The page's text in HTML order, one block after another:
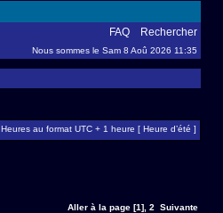
FAQ Rechercher
Nous sommes le Sam 8 Aoû 2026 11:35
Heures au format UTC + 1 heure [ Heure d’été ]
Aller à la page [1] 2 Suivante